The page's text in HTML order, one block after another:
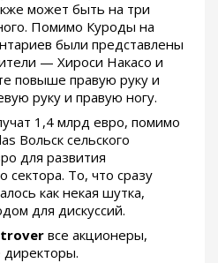
может быть на три
Помимо Куроды на
были представлены
— Хироси Накасо и
повыше правую руку и
руку и правую ногу.
1,4 млрд евро, помимо
Вольск сельского
для развития
сектора. То, что сразу
как некая шутка,
для дискуссий.
все акционеры,
директоры.